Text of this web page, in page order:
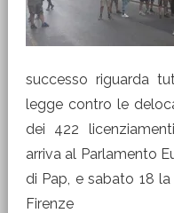
successo riguarda
legge contro le
dei 422
arriva al Parlamento
di Pap, e sabato 18
Firenze